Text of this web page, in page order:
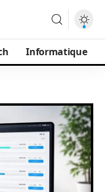
Informatique